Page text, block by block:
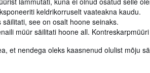
keldrikorruselt vaateakna kaudu.
see on osalt hoone seinaks.
müür säilitati hoone all.
et nendega oleks kaasnenud olulist mõju